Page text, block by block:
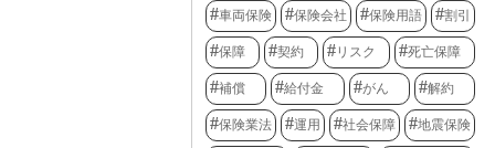
車両保険 保険会社 保険用語 割引
保障 契約 リスク 死亡保障
補償 給付金 がん 解約
保険業法 運用 社会保障 地震保険